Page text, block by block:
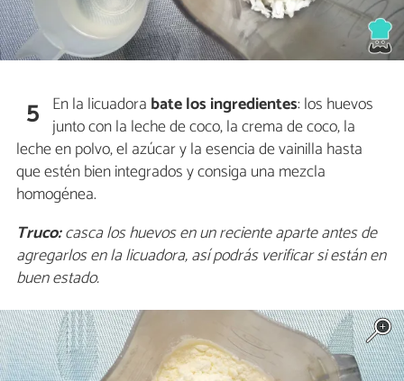
5 En la licuadora bate los ingredientes: los huevos
junto con la leche de coco, la crema de coco, la
leche en polvo, el azúcar y la esencia de vainilla hasta
que estén bien integrados y consiga una mezcla
homogénea.
Truco:casca los huevos en un reciente aparte antes de
agregarlos en la licuadora, así podrás verificar si están en
buen estado.